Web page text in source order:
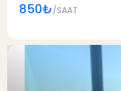
850₺/SAAT